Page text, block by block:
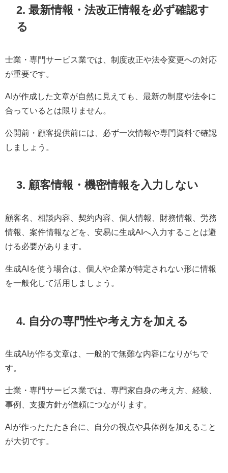
2. 最新情報・法改正情報を必ず確認す
る
士業・専門サービス業では、制度改正や法令変更への対応
が重要です。
AIが作成した文章が自然に見えても、最新の制度や法令に
合っているとは限りません。
公開前・顧客提供前には、必ず一次情報や専門資料で確認
しましょう。
3. 顧客情報・機密情報を入力しない
顧客名、相談内容、契約内容、個人情報、財務情報、労務
情報、案件情報などを、安易に生成AIへ入力することは避
ける必要があります。
生成AIを使う場合は、個人や企業が特定されない形に情報
を一般化して活用しましょう。
4. 自分の専門性や考え方を加える
生成AIが作る文章は、一般的で無難な内容になりがちで
す。
士業・専門サービス業では、専門家自身の考え方、経験、
事例、支援方針が信頼につながります。
AIが作ったたたき台に、自分の視点や具体例を加えること
が大切です。